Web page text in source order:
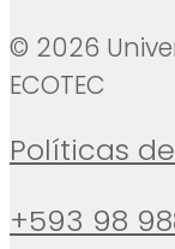
© 2026
ECOTEC
Políticas
+593 98